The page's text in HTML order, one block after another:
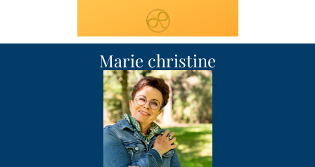
Marie christine